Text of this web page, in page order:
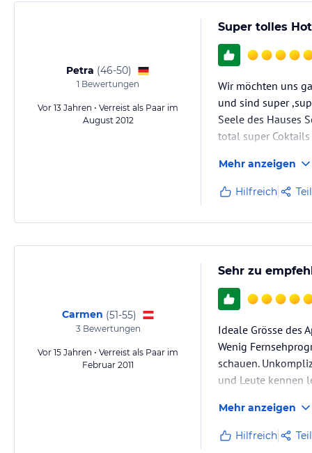
Petra (46-50)
1 Bewertungen
Vor 13 Jahren • Verreist als Paar im
August 2012
Super tolles
Wir möchten uns
und sind super
Seele des Hauses
total super
Mehr anzeigen
Hilfreich
Carmen (51-55)
3Bewertungen
Vor 15 Jahren • Verreist als Paar im
Februar 2011
Sehr zu
Ideale Grösse des
Wenig
schauen.
und Leute kennen
Gerne wieder!!!!!
Mehr anzeigen
Hilfreich